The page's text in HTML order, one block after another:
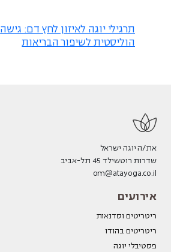
תרגילי יוגה לאיזון לחץ דם: גישה
הוליסטית לשיפור הבריאות
את/ה יוגה ישראל
שדרות רוטשילד 45 תל-אביב
om@atayoga.co.il
אירועים
ריטריטים וסדנאות
ריטריטים בהודו
פסטיבלי יוגה